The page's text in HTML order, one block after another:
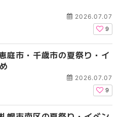
2026.07.07
9
庭市・千歳市の夏祭り・イ
2026.07.07
9